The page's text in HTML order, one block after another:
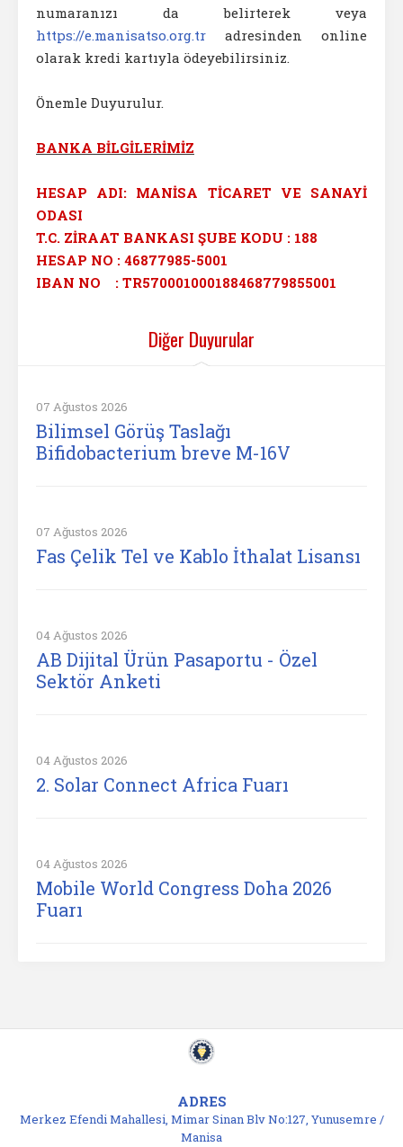
numaranızı da belirterek veya
https://e.manisatso.org.tr adresinden online
olarak kredi kartıyla ödeyebilirsiniz.
Önemle Duyurulur.
BANKA BİLGİLERİMİZ
HESAP ADI: MANİSA TİCARET VE SANAYİ
ODASI
T.C. ZİRAAT BANKASI ŞUBE KODU : 188
HESAP NO : 46877985-5001
IBAN NO : TR570001000188468779855001
Diğer Duyurular
07 Ağustos 2026
Bilimsel Görüş Taslağı
Bifidobacterium breve M-16V
07 Ağustos 2026
Fas Çelik Tel ve Kablo İthalat Lisansı
04 Ağustos 2026
AB Dijital Ürün Pasaportu - Özel
Sektör Anketi
04 Ağustos 2026
2. Solar Connect Africa Fuarı
04 Ağustos 2026
Mobile World Congress Doha 2026
Fuarı
ADRES
Merkez Efendi Mahallesi, Mimar Sinan Blv No:127, Yunusemre /
Manisa